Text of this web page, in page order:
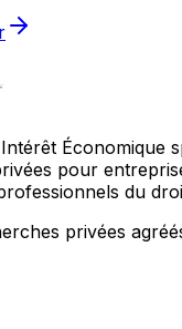
Économique
pour
du
privées